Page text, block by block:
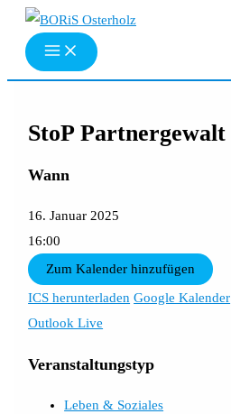
Zum
Inhalt
springen
StoP Partnergewalt
Wann
16. Januar 2025
16:00
Zum Kalender hinzufügen
ICS herunterladen Google Kalender
Outlook Live
Veranstaltungstyp
Leben & Soziales